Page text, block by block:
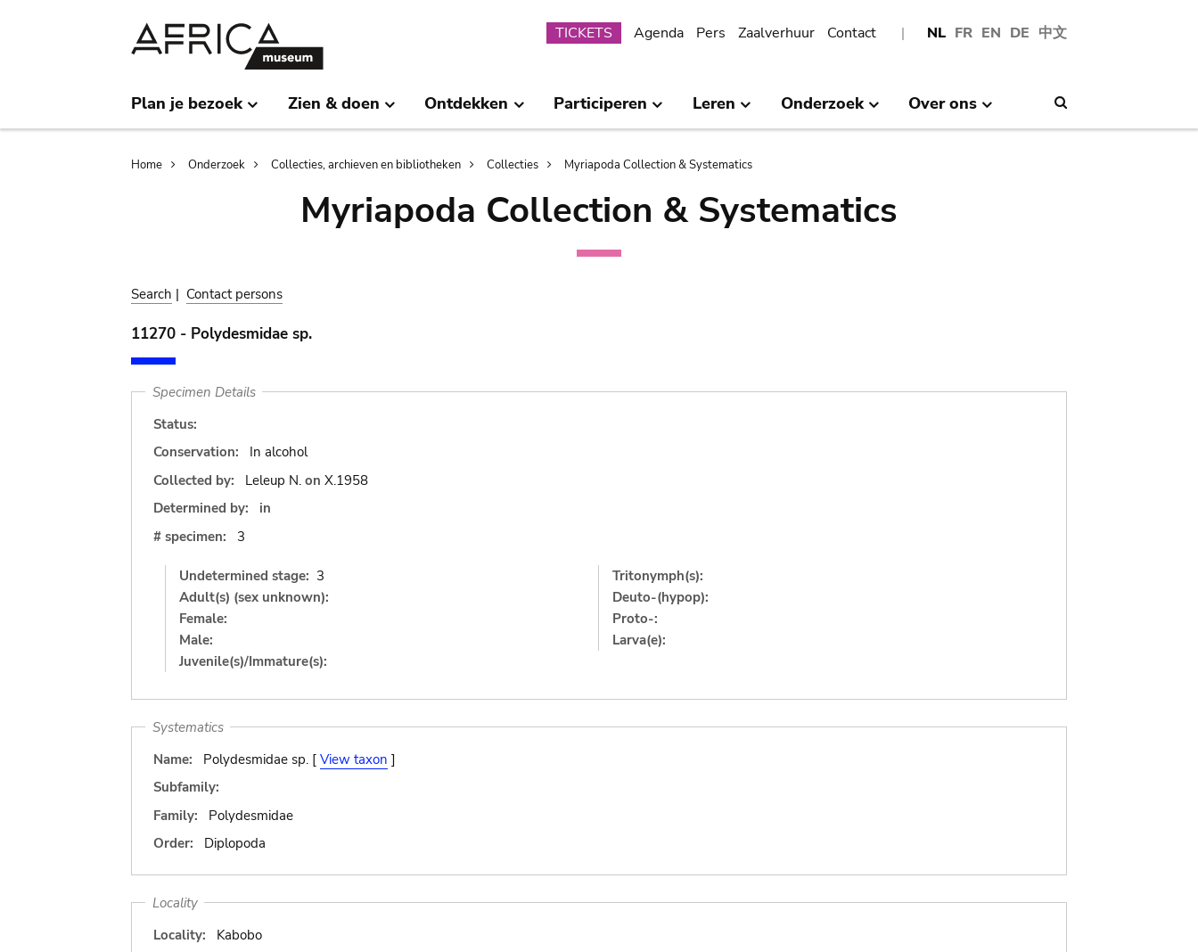
NL FR EN DE 中文
Submenu
TICKETS Agenda Pers Zaalverhuur Contact
Plan je bezoek Zien & doen Ontdekken Participeren Leren Onderzoek Over ons
Breadcrumb
Home Onderzoek Collecties, archieven en bibliotheken Collecties Myriapoda Collection & Systematics
Myriapoda Collection & Systematics
Search | Contact persons
11270 - Polydesmidae sp.
Specimen Details
Status:
Conservation:
In alcohol
Collected by:
Leleup N. on X.1958
Determined by:
in
# specimen:
3
Undetermined stage: 3
Adult(s) (sex unknown):
Female:
Male:
Juvenile(s)/Immature(s):
Tritonymph(s):
Deuto-(hypop):
Proto-:
Larva(e):
Systematics
Name:
Polydesmidae sp. [ View taxon ]
Subfamily:
Family:
Polydesmidae
Order:
Diplopoda
Locality
Locality:
Kabobo